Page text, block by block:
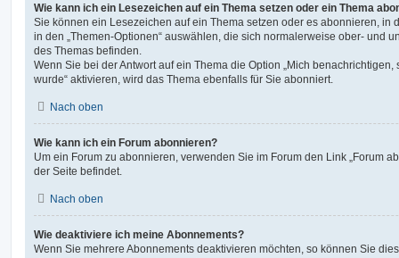
Wie kann ich ein Lesezeichen auf ein Thema setzen oder ein Thema
Sie können ein Lesezeichen auf ein Thema setzen oder es abonnieren, in
in den „Themen-Optionen“ auswählen, die sich normalerweise ober- und
des Themas befinden.
Wenn Sie bei der Antwort auf ein Thema die Option „Mich
wurde“ aktivieren, wird das Thema ebenfalls für Sie abonniert.
Nach oben
Wie kann ich ein Forum abonnieren?
Um ein Forum zu abonnieren, verwenden Sie im Forum den Link „Forum
der Seite befindet.
Nach oben
Wie deaktiviere ich meine Abonnements?
Wenn Sie mehrere Abonnements deaktivieren möchten, so können Sie